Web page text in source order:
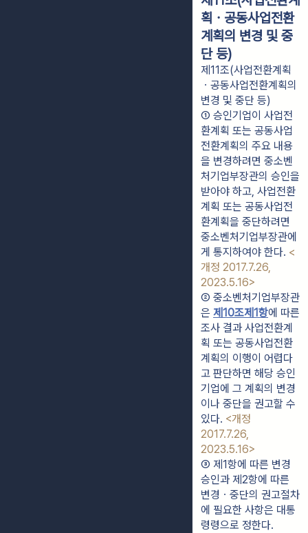
획ㆍ공동사업전환
계획의 변경 및 중
단 등)
제11조(사업전환계획
ㆍ공동사업전환계획의
변경 및 중단 등)
① 승인기업이 사업전
환계획 또는 공동사업
전환계획의 주요 내용
을 변경하려면 중소벤
처기업부장관의 승인을
받아야 하고, 사업전환
계획 또는 공동사업전
환계획을 중단하려면
중소벤처기업부장관에
게 통지하여야 한다. <
개정 2017.7.26,
2023.5.16>
② 중소벤처기업부장관
은 제10조제1항에 따른
조사 결과 사업전환계
획 또는 공동사업전환
계획의 이행이 어렵다
고 판단하면 해당 승인
기업에 그 계획의 변경
이나 중단을 권고할 수
있다. <개정
2017.7.26,
2023.5.16>
③ 제1항에 따른 변경
승인과 제2항에 따른
변경ㆍ중단의 권고절차
에 필요한 사항은 대통
령령으로 정한다.